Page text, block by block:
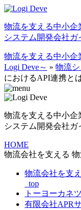
物流を⽀える中⼩企
システム開発会社ガ
物流を支える中小企
Logi Deve～ » 物流
におけるAPI連携と
物流を⽀える中⼩企
システム開発会社ガ
HOME
物流会社を支える
物流会社を支
_top
トーヨーカネ
有限会社APR